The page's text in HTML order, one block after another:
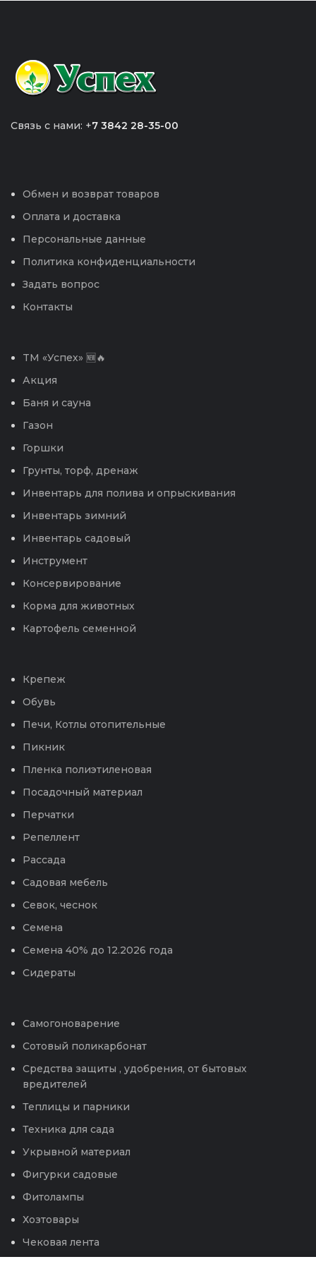
Связь с нами: +7 3842 28-35-00
Обмен и возврат товаров
Оплата и доставка
Персональные данные
Политика конфиденциальности
Задать вопрос
Контакты
TM «Успех» 🆕🔥
Акция
Баня и сауна
Газон
Горшки
Грунты, торф, дренаж
Инвентарь для полива и опрыскивания
Инвентарь зимний
Инвентарь садовый
Инструмент
Консервирование
Корма для животных
Картофель семенной
Крепеж
Обувь
Печи, Котлы отопительные
Пикник
Пленка полиэтиленовая
Посадочный материал
Перчатки
Репеллент
Рассада
Садовая мебель
Севок, чеснок
Семена
Семена 40% до 12.2026 года
Сидераты
Самогоноварение
Сотовый поликарбонат
Средства защиты , удобрения, от бытовых
вредителей
Теплицы и парники
Техника для сада
Укрывной материал
Фигурки садовые
Фитолампы
Хозтовары
Чековая лента